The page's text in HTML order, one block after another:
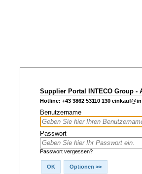
Supplier Portal INTECO Group -
Hotline: +43 3862 53110 130
Benutzername
Passwort
Passwort vergessen?
OK Optionen >>